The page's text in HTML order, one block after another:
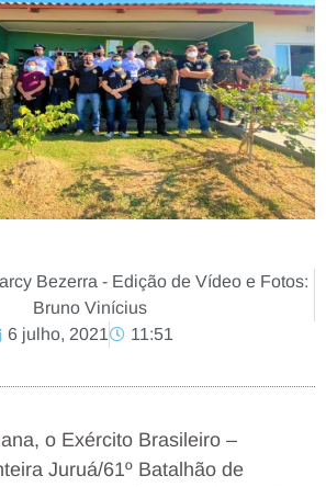
Bezerra - Edição de Vídeo e Fotos:
Bruno Vinícius
6 julho, 2021
11:51
o Exército Brasileiro –
Juruá/61º Batalhão de